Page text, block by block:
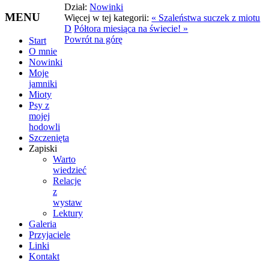
Dział: Nowinki
Więcej w tej kategorii: « Szaleństwa suczek z miotu
D Półtora miesiąca na świecie! »
Powrót na górę
MENU
Start
O mnie
Nowinki
Moje
jamniki
Mioty
Psy z
mojej
hodowli
Szczenięta
Zapiski
Warto
wiedzieć
Relacje
z
wystaw
Lektury
Galeria
Przyjaciele
Linki
Kontakt